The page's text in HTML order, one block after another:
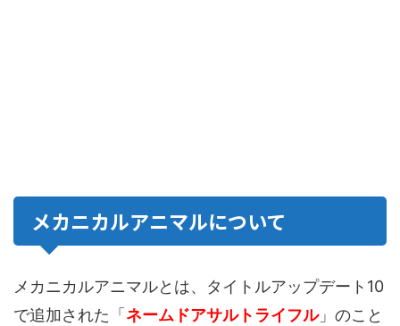
メカニカルアニマルについて
メカニカルアニマルとは、タイトルアップデート10
で追加された「 ネームドアサルトライフル」のこと